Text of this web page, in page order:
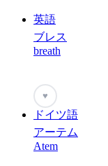
英語
ブレス
breath
♥
ドイツ語
アーテム
Atem